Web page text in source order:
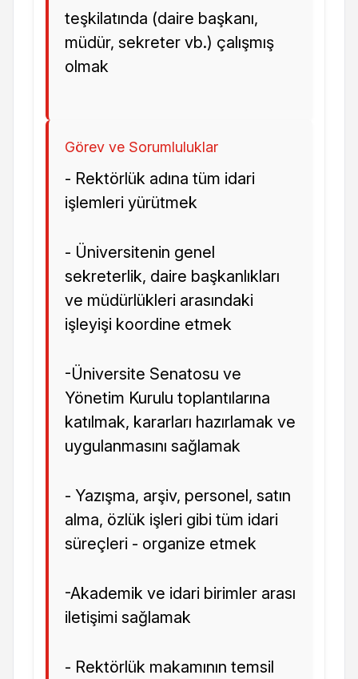
teşkilatında (daire başkanı,
müdür, sekreter vb.) çalışmış
olmak
Görev ve Sorumluluklar
- Rektörlük adına tüm idari
işlemleri yürütmek
- Üniversitenin genel
sekreterlik, daire başkanlıkları
ve müdürlükleri arasındaki
işleyişi koordine etmek
-Üniversite Senatosu ve
Yönetim Kurulu toplantılarına
katılmak, kararları hazırlamak ve
uygulanmasını sağlamak
- Yazışma, arşiv, personel, satın
alma, özlük işleri gibi tüm idari
süreçleri - organize etmek
-Akademik ve idari birimler arası
iletişimi sağlamak
- Rektörlük makamının temsil